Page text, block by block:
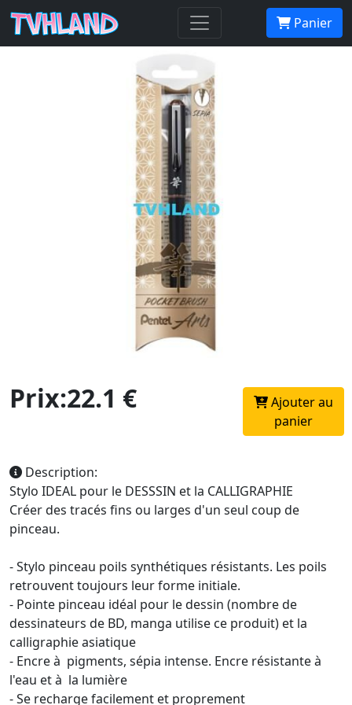
Panier
Pocket Brush Sépia et 4 cartouches
Prix:22.1 €
Ajouter au
panier
Description:
Stylo IDEAL pour le DESSSIN et la CALLIGRAPHIE
Créer des tracés fins ou larges d'un seul coup de
pinceau.
- Stylo pinceau poils synthétiques résistants. Les poils
retrouvent toujours leur forme initiale.
- Pointe pinceau idéal pour le dessin (nombre de
dessinateurs de BD, manga utilise ce produit) et la
calligraphie asiatique
- Encre à pigments, sépia intense. Encre résistante à
l'eau et à la lumière
- Se recharge facilement et proprement